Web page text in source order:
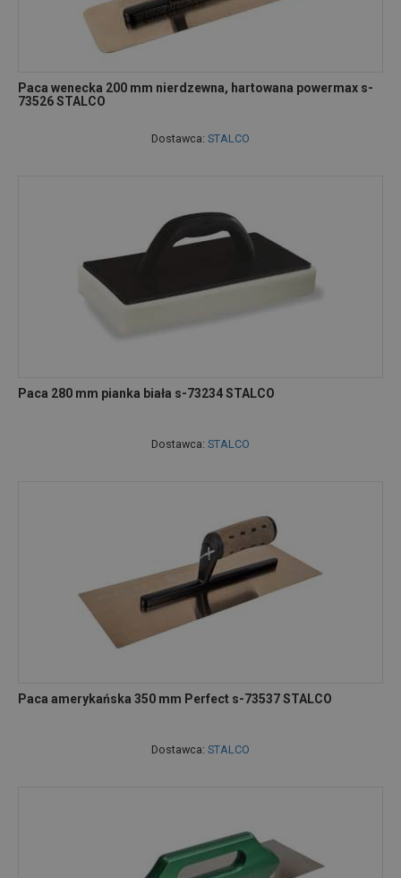
Paca wenecka 200 mm nierdzewna, hartowana powermax s-
73526 STALCO
Dostawca: STALCO
Paca 280 mm pianka biała s-73234 STALCO
Dostawca: STALCO
Paca amerykańska 350 mm Perfect s-73537 STALCO
Dostawca: STALCO